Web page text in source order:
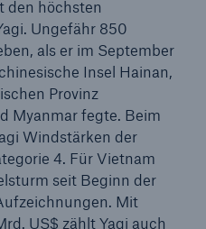
den höchsten
Ungefähr 850
als er im September
Insel Hainan,
Provinz
Myanmar fegte. Beim
Windstärken der
4. Für Vietnam
seit Beginn der
Mit
US$ zählt Yagi auch